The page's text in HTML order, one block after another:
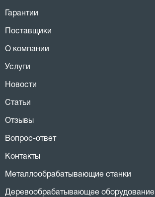
Гарантии
Поставщики
О компании
Услуги
Новости
Статьи
Отзывы
Вопрос-ответ
Контакты
Металлообрабатывающие станки
Деревообрабатывающее оборудование